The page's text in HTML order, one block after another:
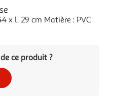
x l. 29 cm Matière : PVC
ce produit ?